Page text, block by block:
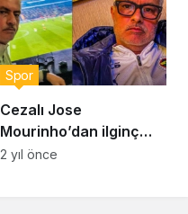
Cezalı Jose
Mourinho’dan ilginç
paylaşım! “Yüzümden
Spor
2 yıl önce